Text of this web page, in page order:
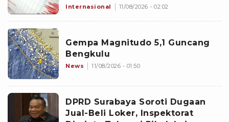
Internasional 11/08/2026 - 02:02
Gempa Magnitudo 5,1 Guncang
Bengkulu
News 11/08/2026 - 01:50
DPRD Surabaya Soroti Dugaan
Jual-Beli Loker, Inspektorat